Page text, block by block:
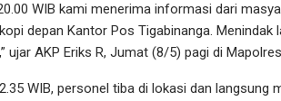
WIB kami menerima informasi dari
depan Kantor Pos Tigabinanga.
ujar AKP Eriks R, Jumat (8/5) pagi di
WIB, personel tiba di lokasi dan langsung